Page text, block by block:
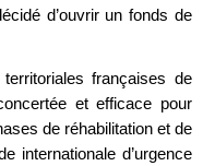
d’ouvrir un fonds de
françaises de
et efficace pour
de réhabilitation et de
internationale d’urgence